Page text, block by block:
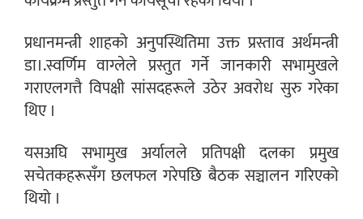
प्रधानमन्त्री शाहको अनुपस्थितिमा उक्त प्रस्ताव अर्थमन्त्री
डा।.स्वर्णिम वाग्लेले प्रस्तुत गर्ने जानकारी सभामुखले
गराएलगत्तै विपक्षी सांसदहरूले उठेर अवरोध सुरु गरेका
थिए ।
यसअघि सभामुख अर्यालले प्रतिपक्षी दलका प्रमुख
सचेतकहरूसँग छलफल गरेपछि बैठक सञ्चालन गरिएको
थियो ।